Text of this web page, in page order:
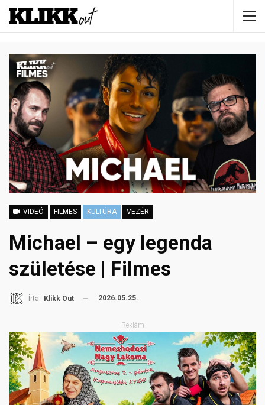
VIDEÓ FILMES KULTÚRA VEZÉR
Michael – egy legenda
születése | Filmes
Írta: Klikk Out 2026.05.25.
Reklám